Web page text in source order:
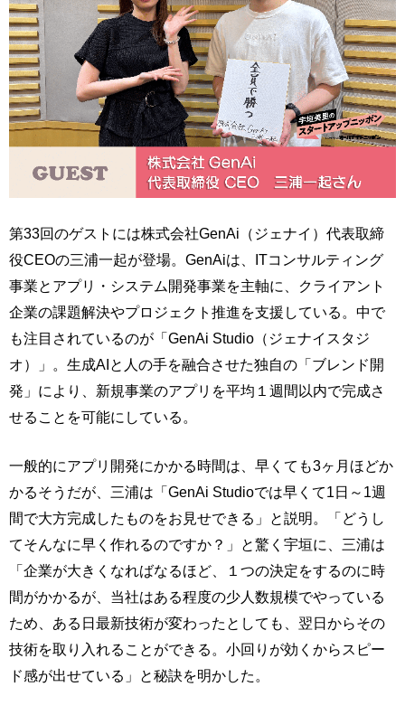
第33回のゲストには株式会社GenAi（ジェナイ）代表取締
役CEOの三浦一起が登場。GenAiは、ITコンサルティング
事業とアプリ・システム開発事業を主軸に、クライアント
企業の課題解決やプロジェクト推進を支援している。中で
も注目されているのが「GenAi Studio（ジェナイスタジ
オ）」。生成AIと人の手を融合させた独自の「ブレンド開
発」により、新規事業のアプリを平均１週間以内で完成さ
せることを可能にしている。
一般的にアプリ開発にかかる時間は、早くても3ヶ月ほどか
かるそうだが、三浦は「GenAi Studioでは早くて1日～1週
間で大方完成したものをお見せできる」と説明。「どうし
てそんなに早く作れるのですか？」と驚く宇垣に、三浦は
「企業が大きくなればなるほど、１つの決定をするのに時
間がかかるが、当社はある程度の少人数規模でやっている
ため、ある日最新技術が変わったとしても、翌日からその
技術を取り入れることができる。小回りが効くからスピー
ド感が出せている」と秘訣を明かした。